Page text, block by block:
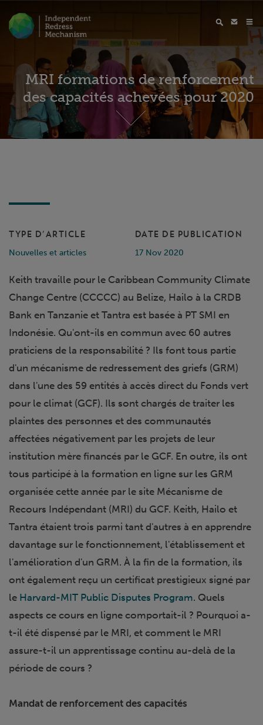
MRI formations de renforcement
des capacités achevées pour 2020
TYPE D'ARTICLE
Nouvelles et articles
DATE DE PUBLICATION
17 Nov 2020
Keith travaille pour le Caribbean Community Climate
Change Centre (CCCCC) au Belize, Hailo à la CRDB
Bank en Tanzanie et Tantra est basée à PT SMI en
Indonésie. Qu'ont-ils en commun avec 60 autres
praticiens de la responsabilité ? Ils font tous partie
d'un mécanisme de redressement des griefs (GRM)
dans l'une des 59 entités à accès direct du Fonds vert
pour le climat (GCF). Ils sont chargés de traiter les
plaintes des personnes et des communautés
affectées négativement par les projets de leur
institution mère financés par le GCF. En outre, ils ont
tous participé à la formation en ligne sur les GRM
organisée cette année par le site Mécanisme de
Recours Indépendant (MRI) du GCF. Keith, Hailo et
Tantra étaient trois parmi tant d'autres à en apprendre
davantage sur le fonctionnement, l'établissement et
l'amélioration d'un GRM. À la fin de la formation, ils
ont également reçu un certificat prestigieux signé par
le Harvard-MIT Public Disputes Program. Quels
aspects ce cours en ligne comportait-il ? Pourquoi a-
t-il été dispensé par le MRI, et comment le MRI
assure-t-il un apprentissage continu au-delà de la
période de cours ?
Mandat de renforcement des capacités